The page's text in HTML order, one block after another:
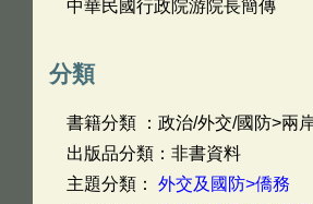
中華民國行政院游院長簡傳
分類
書籍分類 ：政治/外交/國防>兩
出版品分類：非書資料
主題分類： 外交及國防>僑務